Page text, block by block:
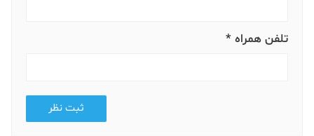
تلفن همراه *
ثبت نظر